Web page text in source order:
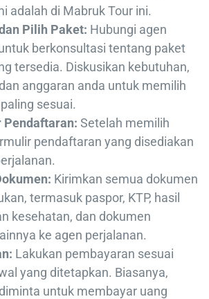
adalah di Mabruk Tour ini.
Pilih Paket: Hubungi agen
berkonsultasi tentang paket
tersedia. Diskusikan kebutuhan,
anggaran anda untuk memilih
sesuai.
Pendaftaran: Setelah memilih
pendaftaran yang disediakan
Kirimkan semua dokumen
termasuk paspor, KTP, hasil
kesehatan, dan dokumen
ke agen perjalanan.
Lakukan pembayaran sesuai
yang ditetapkan. Biasanya,
untuk membayar uang